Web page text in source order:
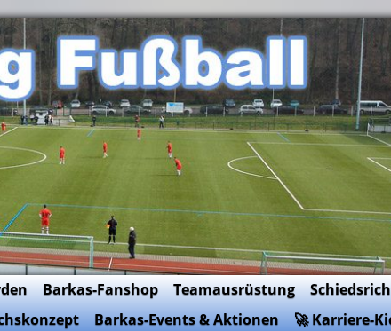
Barkas-Fanshop Teamausrüstung
Barkas-Events & Aktionen 🚀 Karriere-